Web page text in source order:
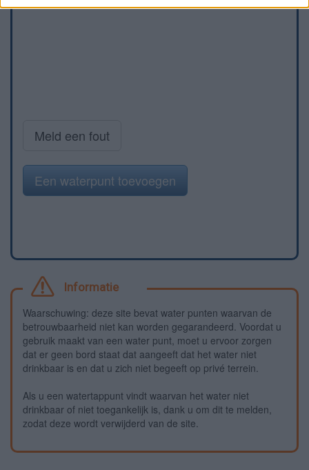
Meld een fout
Een waterpunt toevoegen
Informatie
Waarschuwing: deze site bevat water punten waarvan de
betrouwbaarheid niet kan worden gegarandeerd. Voordat u
gebruik maakt van een water punt, moet u ervoor zorgen
dat er geen bord staat dat aangeeft dat het water niet
drinkbaar is en dat u zich niet begeeft op privé terrein.
Als u een watertappunt vindt waarvan het water niet
drinkbaar of niet toegankelijk is, dank u om dit te melden,
zodat deze wordt verwijderd van de site.